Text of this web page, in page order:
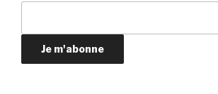
Je m'abonne